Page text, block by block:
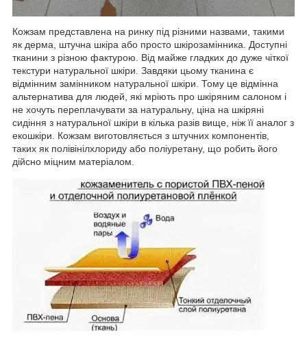
Кожзам представлена на ринку під різними назвами, такими
як дерма, штучна шкіра або просто шкірозамінника. Доступні
тканини з різною фактурою. Від майже гладких до дуже чіткої
текстури натуральної шкіри. Завдяки цьому тканина є
відмінним замінником натуральної шкіри. Тому це відмінна
альтернатива для людей, які мріють про шкіряним салоном і
не хочуть переплачувати за натуральну, ціна на шкіряні
сидіння з натуральної шкіри в кілька разів вище, ніж її аналог з
екошкіри. Кожзам виготовляється з штучних компонентів,
таких як полівінілхлориду або поліуретану, що робить його
дійсно міцним матеріалом.